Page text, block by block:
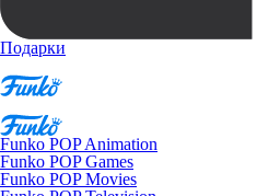
Подарки
Funko POP Animation
Funko POP Games
Funko POP Movies